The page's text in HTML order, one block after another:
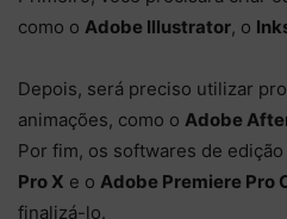
como o Adobe Illustrator, o
Depois, será preciso utilizar
animações, como o Adobe
Por fim, os softwares de
Pro X e o Adobe Premiere Pro
finalizá-lo.